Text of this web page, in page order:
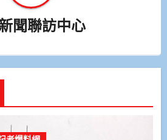
聞聯訪中心